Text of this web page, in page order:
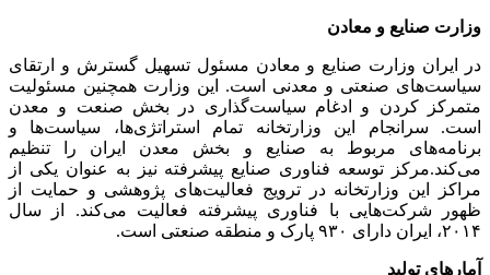
وزارت صنایع و معادن
در ایران وزارت صنایع و معادن مسئول تسهیل گسترش و ارتقای
سیاست‌های صنعتی و معدنی است. این وزارت همچنین مسئولیت
متمرکز کردن و ادغام سیاست‌گذاری در بخش صنعت و معدن
است. سرانجام این وزارتخانه تمام استراتژی‌ها، سیاست‌ها و
برنامه‌های مربوط به صنایع و بخش معدن ایران را تنظیم
می‌کند.مرکز توسعه فناوری صنایع پیشرفته نیز به عنوان یکی از
مراکز این وزارتخانه در ترویج فعالیت‌های پژوهشی و حمایت از
ظهور شرکت‌هایی با فناوری پیشرفته فعالیت می‌کند. از سال
۲۰۱۴، ایران دارای ۹۳۰ پارک و منطقه صنعتی است.
آمارهای تولید